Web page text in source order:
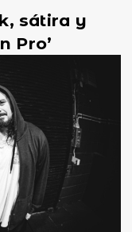
sátira y
Pro’